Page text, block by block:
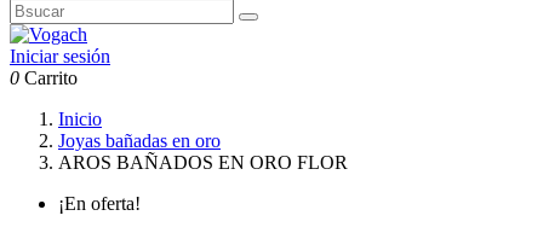
Iniciar sesión
0 Carrito
Inicio
Joyas bañadas en oro
AROS BAÑADOS EN ORO FLOR
¡En oferta!